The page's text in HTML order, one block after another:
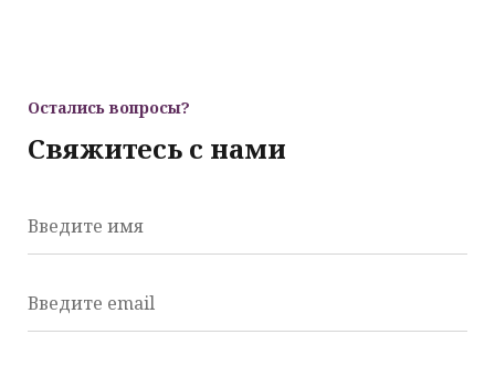
Остались вопросы?
Свяжитесь с нами
Введите имя
Введите email